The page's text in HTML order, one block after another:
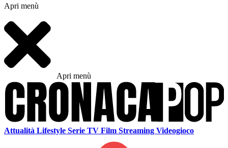
Apri menù
Apri menù
Attualità Lifestyle Serie TV Film Streaming Videogioco